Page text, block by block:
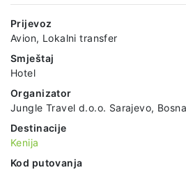
Prijevoz
Avion, Lokalni transfer
Smještaj
Hotel
Organizator
Jungle Travel d.o.o. Sarajevo,
Destinacije
Kenija
Kod putovanja